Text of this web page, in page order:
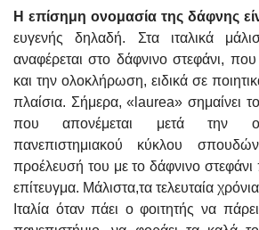
Η επίσημη ονομασία της δάφνης
ευγενής δηλαδή. Στα ιταλικά
αναφέρεται στο δάφνινο στεφάνι,
και την ολοκλήρωση, ειδικά σε
πλαίσια. Σήμερα, «laurea» σημαίνει
που απονέμεται μετά την
πανεπιστημιακού κύκλου
προέλευσή του με το δάφνινο
επίτευγμα. Μάλιστα,τα τελευταία
Ιταλία όταν πάει ο φοιτητής να